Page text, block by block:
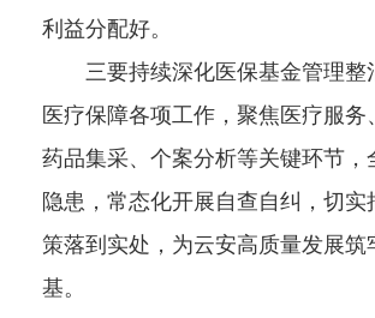
利益分配好。
三要持续深化医保基金管理整
医疗保障各项工作，聚焦医疗服务
药品集采、个案分析等关键环节，
隐患，常态化开展自查自纠，切实
策落到实处，为云安高质量发展筑
基。